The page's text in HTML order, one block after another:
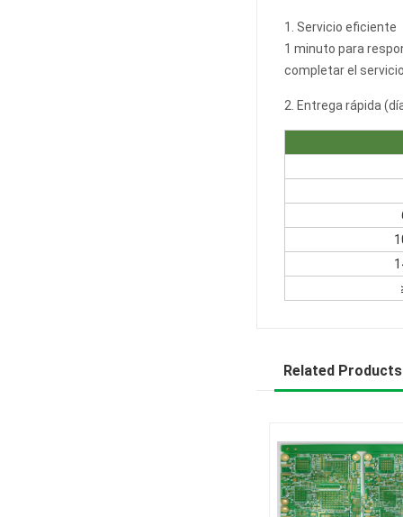
1. Servicio eficiente
1 minuto para
completar el
2. Entrega rápida
Related Products